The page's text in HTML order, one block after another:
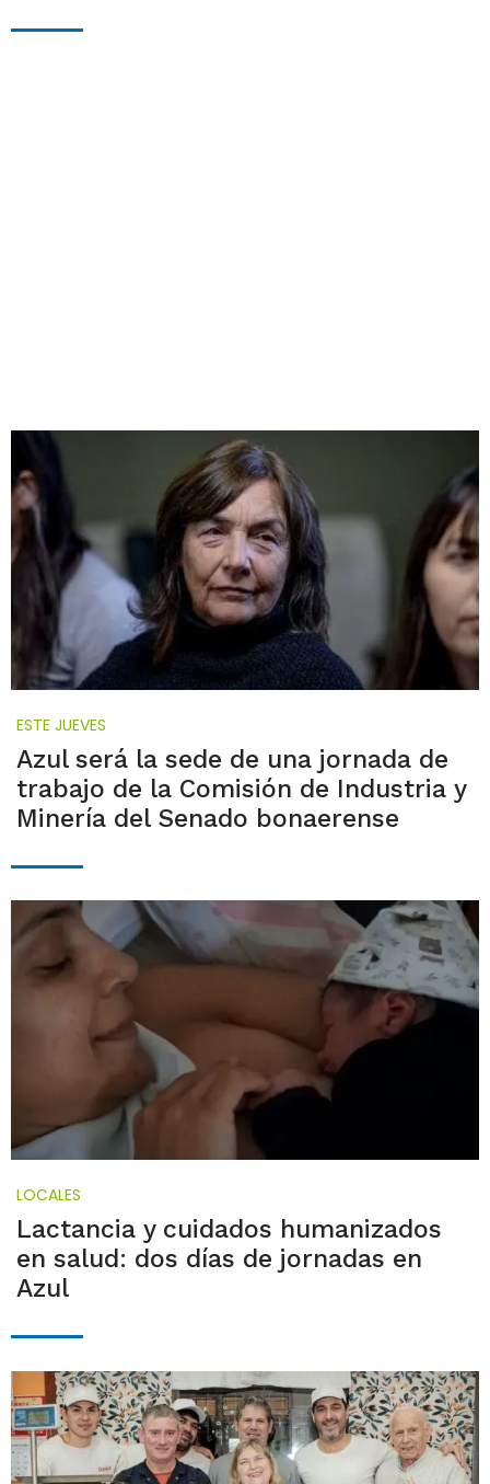
ESTE JUEVES
Azul será la sede de una jornada de
trabajo de la Comisión de Industria y
Minería del Senado bonaerense
LOCALES
Lactancia y cuidados humanizados
en salud: dos días de jornadas en
Azul